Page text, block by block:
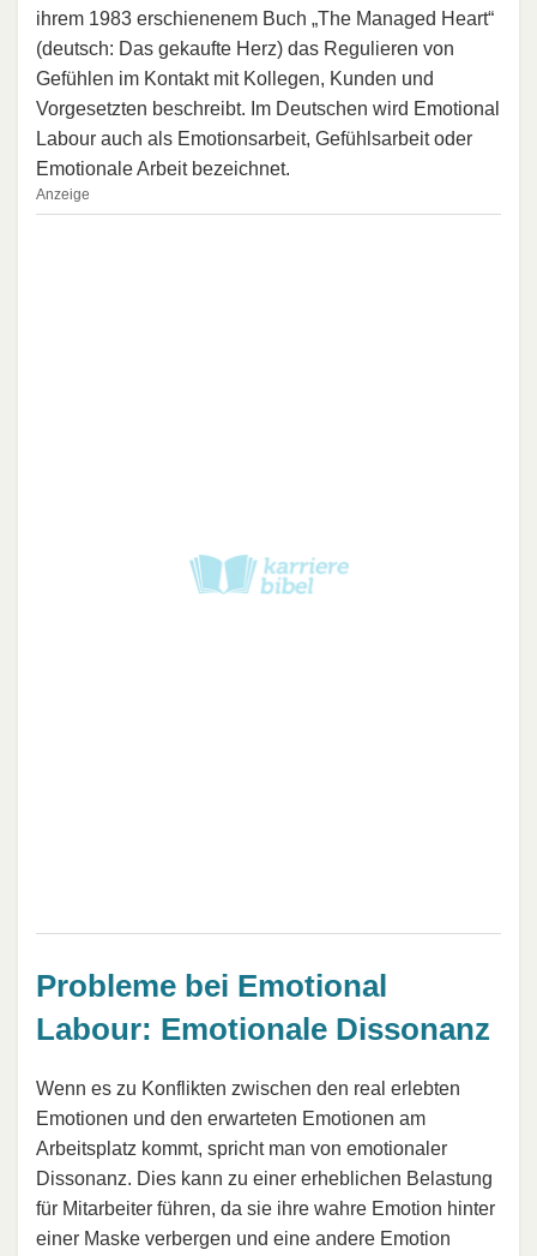
ihrem 1983 erschienenem Buch „The Managed Heart“
(deutsch: Das gekaufte Herz) das Regulieren von
Gefühlen im Kontakt mit Kollegen, Kunden und
Vorgesetzten beschreibt. Im Deutschen wird Emotional
Labour auch als Emotionsarbeit, Gefühlsarbeit oder
Emotionale Arbeit bezeichnet.
Anzeige
Probleme bei Emotional
Labour: Emotionale Dissonanz
Wenn es zu Konflikten zwischen den real erlebten
Emotionen und den erwarteten Emotionen am
Arbeitsplatz kommt, spricht man von emotionaler
Dissonanz. Dies kann zu einer erheblichen Belastung
für Mitarbeiter führen, da sie ihre wahre Emotion hinter
einer Maske verbergen und eine andere Emotion